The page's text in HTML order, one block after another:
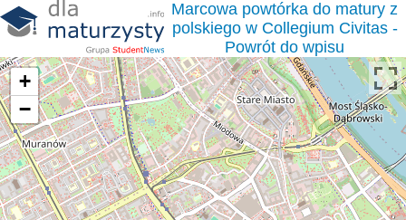
Marcowa powtórka do matury z
polskiego w Collegium Civitas -
Powrót do wpisu
+
−